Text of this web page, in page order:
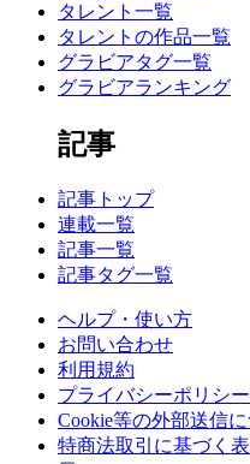
タレント一覧
タレントの作品一覧
グラビアタグ一覧
グラビアランキング
記事
記事トップ
連載一覧
記事一覧
記事タグ一覧
ヘルプ・使い方
お問い合わせ
利用規約
プライバシーポリシー
Cookie等の外部送信
特商法取引に基づく